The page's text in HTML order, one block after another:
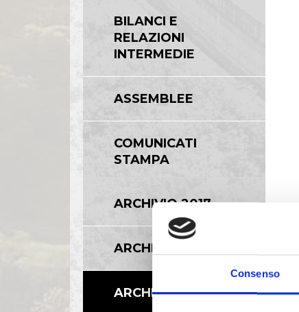
Consenso
BILANCI E
RELAZIONI
INTERMEDIE
ASSEMBLEE
COMUNICATI
STAMPA
ARCHIVIO 2017
ARCHIVIO 2016
ARCHIVIO 2015